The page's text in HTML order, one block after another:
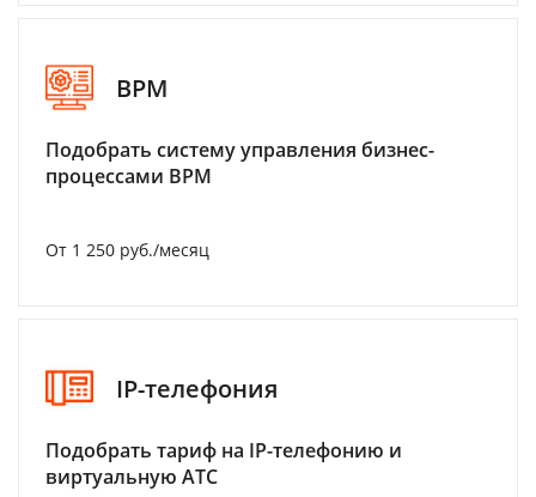
BPM
Подобрать систему управления бизнес-
процессами BPM
От 1 250 руб./месяц
IP-телефония
Подобрать тариф на IP-телефонию и
виртуальную АТС